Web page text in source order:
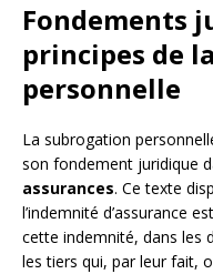
Fondements
principes de
personnelle
La subrogation
son fondement juridique
assurances. Ce texte
l’indemnité d’assurance
cette indemnité, dans les
les tiers qui, par leur fait,